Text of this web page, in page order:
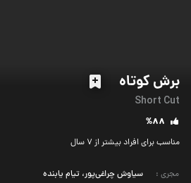
برش کوتاه
Short Cut
%88
مناسب برای افراد بیشتر از 7 سال
مجری : سیاوش چراغی‌پور، تیام یابنده